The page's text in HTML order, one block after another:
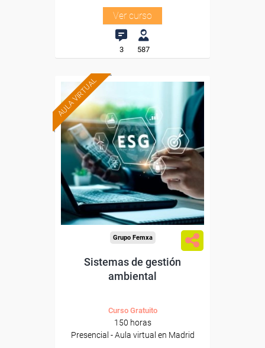
Ver curso
3 587
AULA VIRTUAL Formación 100%
subvencionada.
Para desempleados,
trabajadores y autónomos.
Para todos los sectores.
Grupo Femxa
Sistemas de gestión
ambiental
Curso Gratuito
150 horas
Presencial - Aula virtual en Madrid